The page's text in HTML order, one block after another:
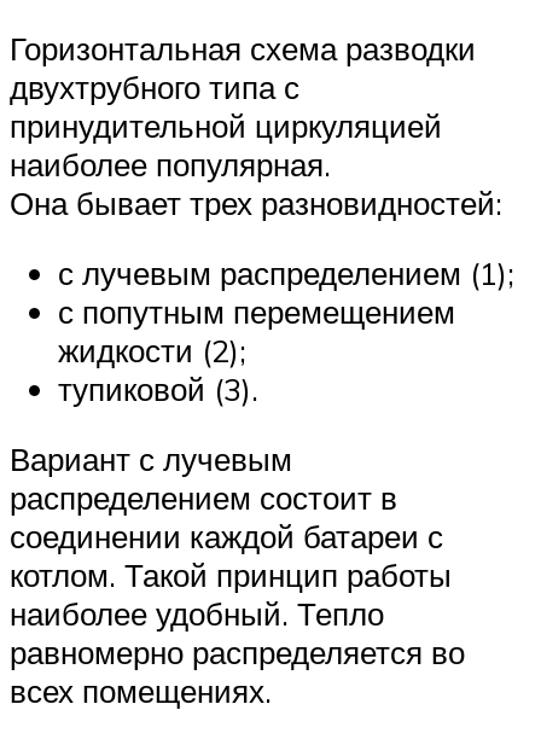
Горизонтальная схема разводки
двухтрубного типа с
принудительной циркуляцией
наиболее популярная.
Она бывает трех разновидностей:
с лучевым распределением (1);
с попутным перемещением
жидкости (2);
тупиковой (3).
Вариант с лучевым
распределением состоит в
соединении каждой батареи с
котлом. Такой принцип работы
наиболее удобный. Тепло
равномерно распределяется во
всех помещениях.